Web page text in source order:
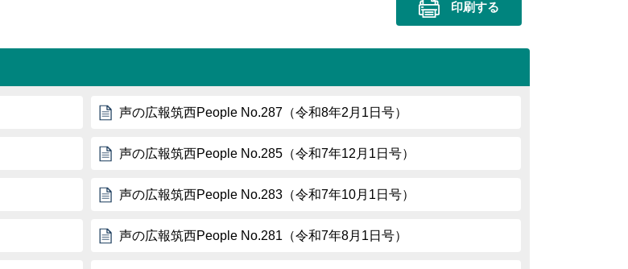
印刷する
声の広報筑西People No.287（令和8年2月1日号）
声の広報筑西People No.285（令和7年12月1日号）
声の広報筑西People No.283（令和7年10月1日号）
声の広報筑西People No.281（令和7年8月1日号）